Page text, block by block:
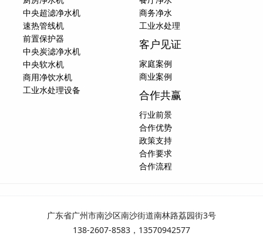
中央超滤净水机
速热管线机
前置保护器
中央炭滤净水机
中央软水机
商用净饮水机
工业水处理设备
商务净水
工业水处理
客户见证
家庭案例
商业案例
合作共赢
行业前景
合作优势
政策支持
合作要求
合作流程
广东省广州市南沙区南沙街道南林路荔园街3号
138-2607-8583，13570942577